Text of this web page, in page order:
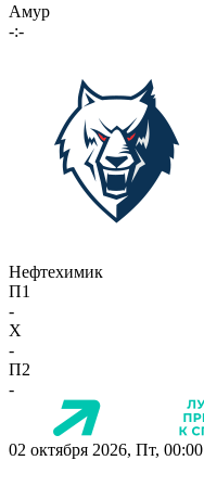
Амур
-:-
Нефтехимик
П1
-
X
-
П2
-
02 октября 2026, Пт, 00:00